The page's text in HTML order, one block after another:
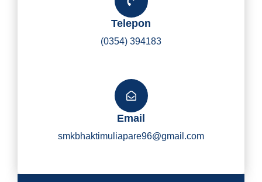
Y
I
Telepon
(0354) 394183
Email
smkbhaktimuliapare96@gmail.com